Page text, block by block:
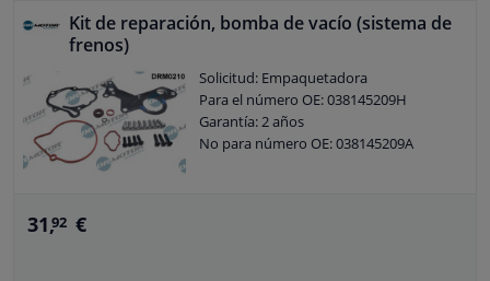
Kit de reparación, bomba de vacío (sistema de
frenos)
Solicitud: Empaquetadora
Para el número OE: 038145209H
Garantía: 2 años
No para número OE: 038145209A
31,92 €